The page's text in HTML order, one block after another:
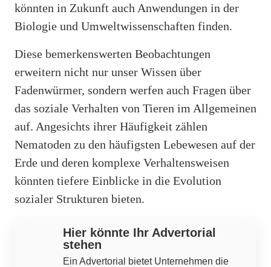
könnten in Zukunft auch Anwendungen in der
Biologie und Umweltwissenschaften finden.
Diese bemerkenswerten Beobachtungen
erweitern nicht nur unser Wissen über
Fadenwürmer, sondern werfen auch Fragen über
das soziale Verhalten von Tieren im Allgemeinen
auf. Angesichts ihrer Häufigkeit zählen
Nematoden zu den häufigsten Lebewesen auf der
Erde und deren komplexe Verhaltensweisen
könnten tiefere Einblicke in die Evolution
sozialer Strukturen bieten.
Hier könnte Ihr Advertorial
stehen
Ein Advertorial bietet Unternehmen die